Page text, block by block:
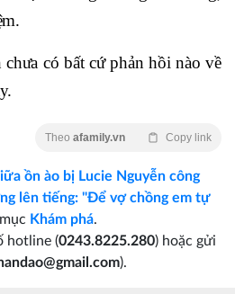
có bất cứ phản hồi nào về
Theo afamily.vn Copy link
ồn ào bị Lucie Nguyễn công
lên tiếng: "Để vợ chồng em tự
Khám phá.
hotline (0243.8225.280) hoặc gửi
).